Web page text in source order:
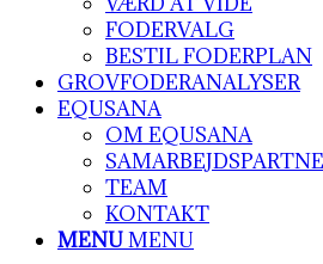
FODERVALG
BESTIL FODERPLAN
GROVFODERANALYSER
EQUSANA
OM EQUSANA
TEAM
KONTAKT
MENUMENU